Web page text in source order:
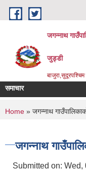
Skip to main content
जगन्नाथ
जुड्डी
समाचार
You are
Home » जगन्नाथ
जगन्नाथ
Submitted on: Wed,